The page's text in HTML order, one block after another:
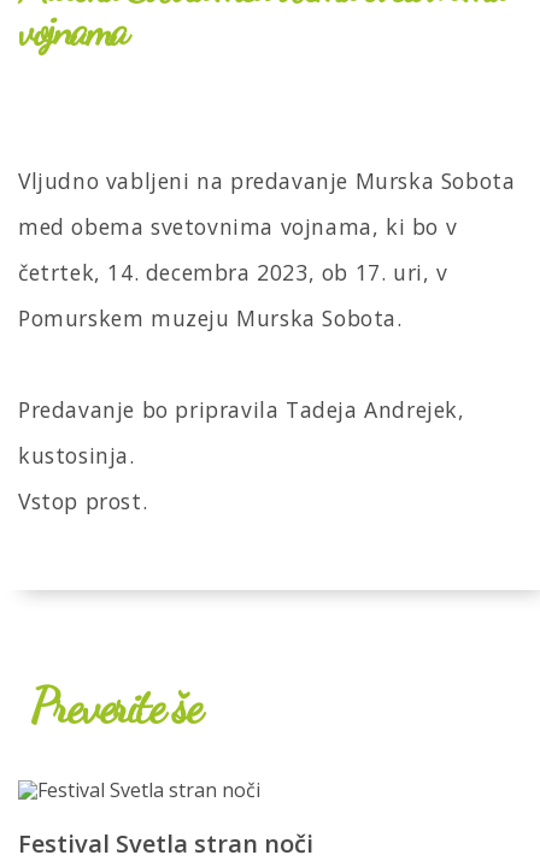
vojnama
Vljudno vabljeni na predavanje Murska Sobota
med obema svetovnima vojnama, ki bo v
četrtek, 14. decembra 2023, ob 17. uri, v
Pomurskem muzeju Murska Sobota.
Predavanje bo pripravila Tadeja Andrejek,
kustosinja.
Vstop prost.
Preverite še
Festival Svetla stran noči